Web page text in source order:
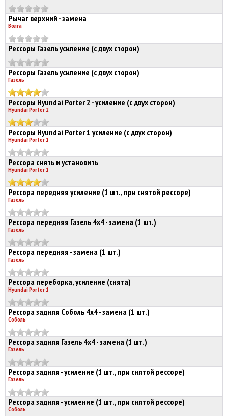
Рычаг верхний - замена
Волга
Рессоры Газель усиление (с двух сторон)
Рессоры Газель усиление (с двух сторон)
Газель
Рессоры Hyundai Porter 2 - усиление (с двух сторон)
Hyundai Porter 2
Рессоры Hyundai Porter 1 усиление (с двух сторон)
Hyundai Porter 1
Рессора снять и установить
Hyundai Porter 1
Рессора передняя усиление (1 шт., при снятой рессоре)
Газель
Рессора передняя Газель 4х4 - замена (1 шт.)
Газель
Рессора передняя - замена (1 шт.)
Газель
Рессора переборка, усиление (снята)
Hyundai Porter 1
Рессора задняя Соболь 4х4 - замена (1 шт.)
Соболь
Рессора задняя Газель 4х4 - замена (1 шт.)
Газель
Рессора задняя - усиление (1 шт., при снятой рессоре)
Газель
Рессора задняя - усиление (1 шт., при снятой рессоре)
Соболь